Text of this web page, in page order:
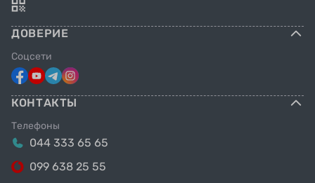
ДОВЕРИЕ
Соцсети
КОНТАКТЫ
Телефоны
044 333 65 65
099 638 25 55